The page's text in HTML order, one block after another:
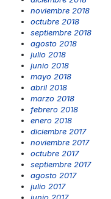
noviembre 2018
octubre 2018
septiembre 2018
agosto 2018
julio 2018
junio 2018
mayo 2018
abril 2018
marzo 2018
febrero 2018
enero 2018
diciembre 2017
noviembre 2017
octubre 2017
septiembre 2017
agosto 2017
julio 2017